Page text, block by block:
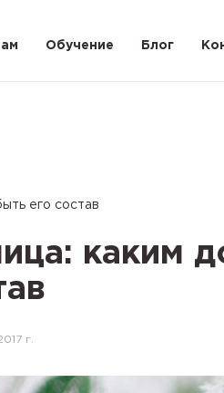
Обучение Блог
его состав
каким
г.